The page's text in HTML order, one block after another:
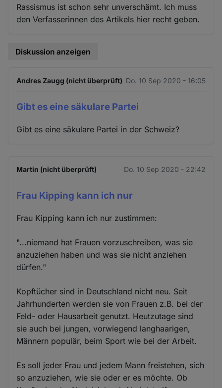
Rassismus ist schon sehr unverschämt. Ich muss
den Verfasserinnen des Artikels hier recht geben.
Diskussion anzeigen
Andres Zaugg (nicht überprüft) Do. 10 Sep 2020 - 16:05
Gibt es eine säkulare Partei
Gibt es eine säkulare Partei in der Schweiz?
Martin (nicht überprüft) Do. 10 Sep 2020 - 22:42
Frau Kipping kann ich nur
Frau Kipping kann ich nur zustimmen:
"...niemand hat Frauen vorzuschreiben, was sie
anzuziehen haben und was sie nicht anziehen
dürfen."
Kopftücher sind in Deutschland nicht neu. Seit
Jahrhunderten werden sie von Frauen z.B. bei der
Feld- oder Hausarbeit genutzt. Heutzutage sind
sie auch bei jungen, vorwiegend langhaarigen,
Männern populär, beim Sport wie bei der Arbeit.
Es soll jeder Frau und jedem Mann freistehen, sich
so anzuziehen, wie sie oder er es möchte. Ob